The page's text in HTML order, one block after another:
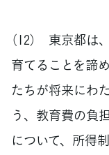
（12） 東京都は
育てることを諦
たちが将来にわ
う、教育費の負
について、所得